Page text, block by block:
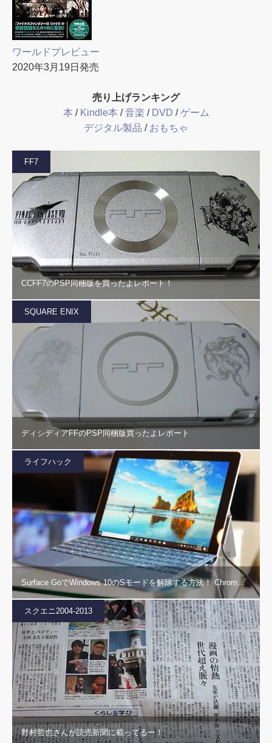
ワールドプレビュー
2020年3月19日発売
売り上げランキング
本 / Kindle本 /音楽 / DVD /ゲーム
デジタル製品 / おもちゃ
FF7
CCFF7のPSP同梱版を買ったよレポート！
SQUARE ENIX
ディシディアFFのPSP同梱版買ったよレポート
ライフハック
Surface GoでWindows 10のSモードを解除する方法！ Chrom…
スクエニ2004-2013
野村哲也さんが読売新聞に載ってるー！